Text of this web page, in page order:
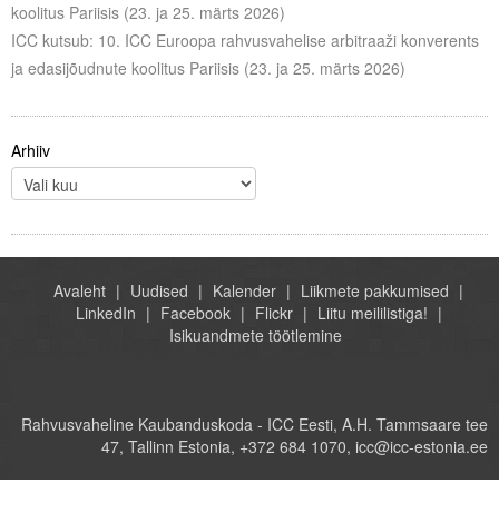
koolitus Pariisis (23. ja 25. märts 2026)
ICC kutsub: 10. ICC Euroopa rahvusvahelise arbitraaži konverents
ja edasijõudnute koolitus Pariisis (23. ja 25. märts 2026)
Arhiiv
Avaleht Uudised Kalender
Liikmete pakkumised
LinkedIn
Facebook Flickr
Liitu meililistiga!
Isikuandmete töötlemine
Rahvusvaheline Kaubanduskoda - ICC Eesti, A.H. Tammsaare tee
47, Tallinn Estonia, +372 684 1070, icc@icc-estonia.ee